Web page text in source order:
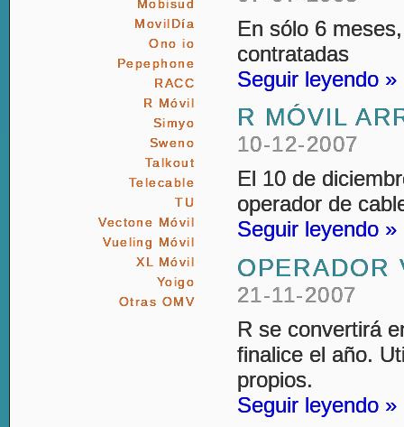
Mobisud
MovilDía
Ono io
Pepephone
RACC
R Móvil
Simyo
Sweno
Talkout
Telecable
TU
Vectone Móvil
Vueling Móvil
XL Móvil
Yoigo
Otras OMV
En sólo 6
contratadas
Seguir leyendo »
R MÓVIL
10-12-2007
El 10 de
operador de
Seguir leyendo »
OPERADOR
21-11-2007
R se convertirá
finalice el año.
propios.
Seguir leyendo »